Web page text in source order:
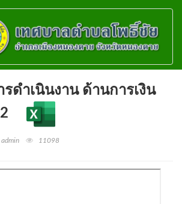
ดำเนินงาน ด้านการเงิน
admin 11098